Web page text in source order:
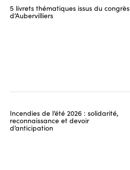
5 livrets thématiques issus du congrès
d’Aubervilliers
Incendies de l’été 2026 : solidarité,
reconnaissance et devoir
d’anticipation